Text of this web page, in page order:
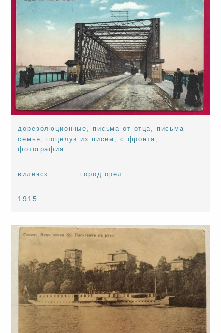
дореволюционные , письма от отца, письма
семье , поцелуи из писем , с фронта,
фотография
виленск город орел
1915